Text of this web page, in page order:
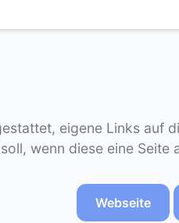
eigene Links auf
wenn diese eine
Webseite